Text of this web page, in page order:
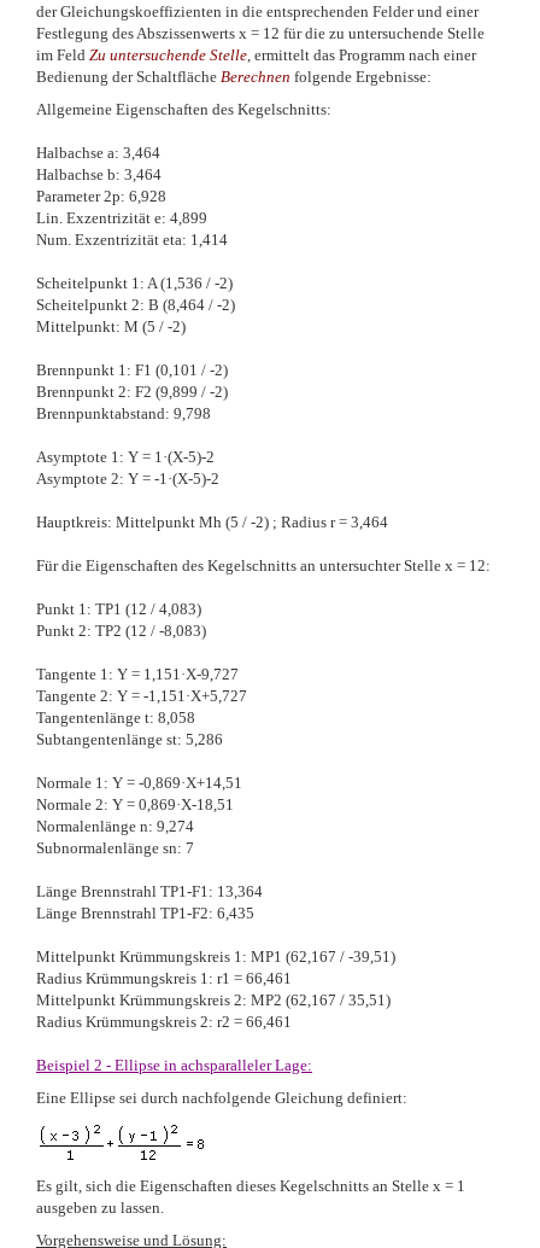
der Gleichungskoeffizienten in die entsprechenden Felder und einer
Festlegung des Abszissenwerts x = 12 für die zu untersuchende Stelle
im Feld Zu untersuchende Stelle , ermittelt das Programm nach einer
Bedienung der Schaltfläche Berechnen folgende Ergebnisse:
Allgemeine Eigenschaften des Kegelschnitts:
Halbachse a: 3,464
Halbachse b: 3,464
Parameter 2p: 6,928
Lin. Exzentrizität e: 4,899
Num. Exzentrizität eta: 1,414
Scheitelpunkt 1: A (1,536 / -2)
Scheitelpunkt 2: B (8,464 / -2)
Mittelpunkt: M (5 / -2)
Brennpunkt 1: F1 (0,101 / -2)
Brennpunkt 2: F2 (9,899 / -2)
Brennpunktabstand: 9,798
Asymptote 1: Y = 1·(X-5)-2
Asymptote 2: Y = -1·(X-5)-2
Hauptkreis: Mittelpunkt Mh (5 / -2) ; Radius r = 3,464
Für die Eigenschaften des Kegelschnitts an untersuchter Stelle x = 12:
Punkt 1: TP1 (12 / 4,083)
Punkt 2: TP2 (12 / -8,083)
Tangente 1: Y = 1,151·X-9,727
Tangente 2: Y = -1,151·X+5,727
Tangentenlänge t: 8,058
Subtangentenlänge st: 5,286
Normale 1: Y = -0,869·X+14,51
Normale 2: Y = 0,869·X-18,51
Normalenlänge n: 9,274
Subnormalenlänge sn: 7
Länge Brennstrahl TP1-F1: 13,364
Länge Brennstrahl TP1-F2: 6,435
Mittelpunkt Krümmungskreis 1: MP1 (62,167 / -39,51)
Radius Krümmungskreis 1: r1 = 66,461
Mittelpunkt Krümmungskreis 2: MP2 (62,167 / 35,51)
Radius Krümmungskreis 2: r2 = 66,461
Beispiel 2 - Ellipse in achsparalleler Lage:
Eine Ellipse sei durch nachfolgende Gleichung definiert:
Es gilt, sich die Eigenschaften dieses Kegelschnitts an Stelle x = 1
ausgeben zu lassen.
Vorgehensweise und Lösung: